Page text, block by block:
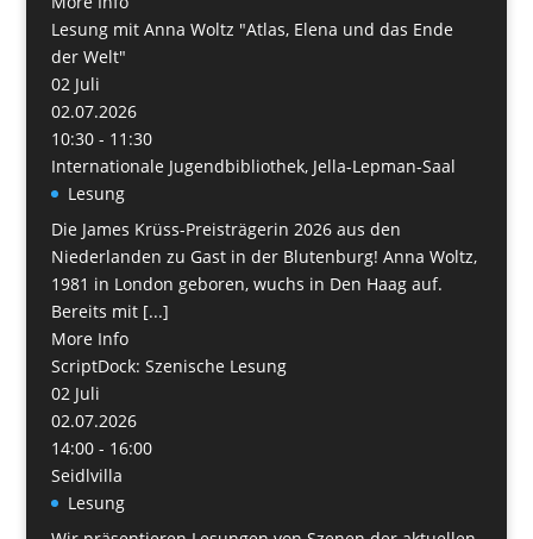
Lesung mit Anna Woltz "Atlas, Elena und das Ende
der Welt"
02 Juli
02.07.2026
10:30 - 11:30
Internationale Jugendbibliothek, Jella-Lepman-Saal
Lesung
Die James Krüss-Preisträgerin 2026 aus den
Niederlanden zu Gast in der Blutenburg! Anna Woltz,
1981 in London geboren, wuchs in Den Haag auf.
Bereits mit [...]
More Info
ScriptDock: Szenische Lesung
02 Juli
02.07.2026
14:00 - 16:00
Seidlvilla
Lesung